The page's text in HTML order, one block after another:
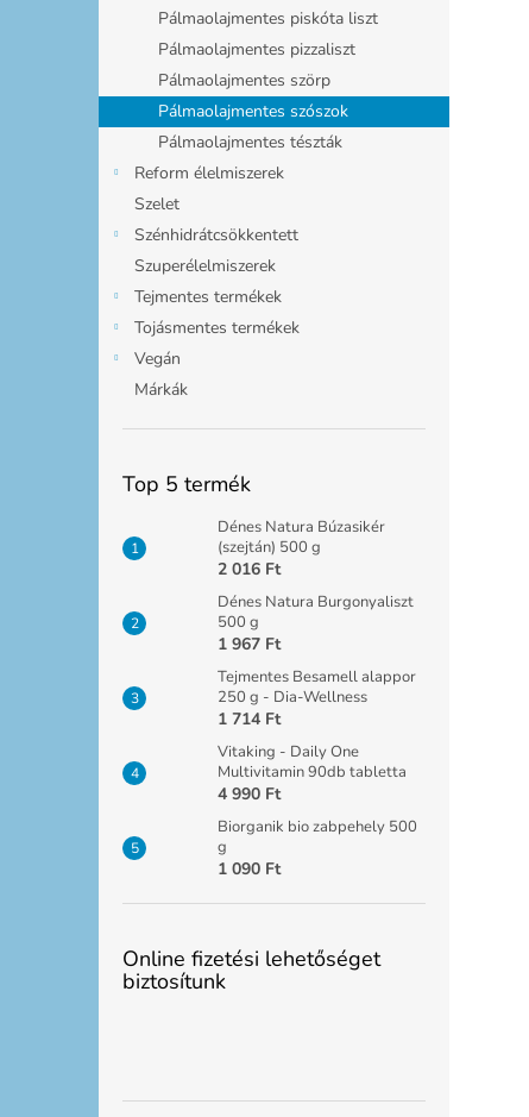
Pálmaolajmentes piskóta liszt
Pálmaolajmentes pizzaliszt
Pálmaolajmentes szörp
Pálmaolajmentes szószok
Pálmaolajmentes tészták
Reform élelmiszerek
Szelet
Szénhidrátcsökkentett
Szuperélelmiszerek
Tejmentes termékek
Tojásmentes termékek
Vegán
Márkák
Top 5 termék
Dénes Natura Búzasikér
(szejtán) 500 g
2 016 Ft
Dénes Natura Burgonyaliszt
500 g
1 967 Ft
Tejmentes Besamell alappor
250 g - Dia-Wellness
1 714 Ft
Vitaking - Daily One
Multivitamin 90db tabletta
4 990 Ft
Biorganik bio zabpehely 500
g
1 090 Ft
Online fizetési lehetőséget
biztosítunk